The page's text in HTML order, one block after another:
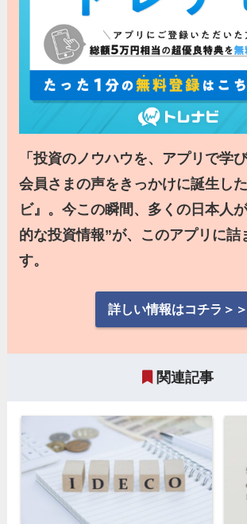
「投資のノウハウを、アプリで学
会員さまの声をきっかけに誕生し
ビ』。今この瞬間、多くの日本人
的な投資情報”が、このアプリに詰
す。
詳しい情報はコチラ＞＞
関連記事